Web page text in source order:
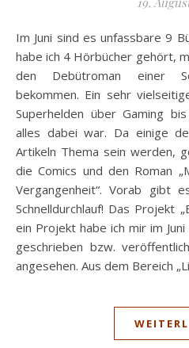
Im Juni sind es unfassbare 9 Bücher geworden! Außerdem
habe ich 4 Hörbücher gehört,
den Debütroman einer
bekommen. Ein sehr
Superhelden über Gaming
alles dabei war. Da einige
Artikeln Thema sein werden,
die Comics und den Roman
Vergangenheit“. Vorab gibt
Schnelldurchlauf! Das Projekt
ein Projekt habe ich mir im
geschrieben bzw.
angesehen. Aus dem Bereich